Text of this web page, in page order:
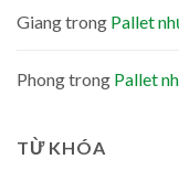
Giangtrong Pallet
Phongtrong Pallet
TỪ KHÓA